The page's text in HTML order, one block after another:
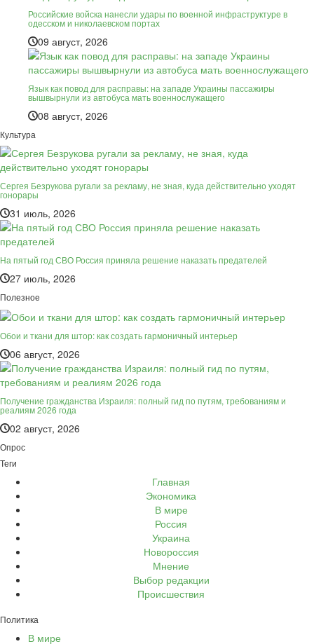
Российские войска нанесли удары по военной инфраструктуре в
одесском и николаевском портах
09 август, 2026
Язык как повод для расправы: на западе Украины пассажиры
вышвырнули из автобуса мать военнослужащего
08 август, 2026
Культура
Сергея Безрукова ругали за рекламу, не зная, куда действительно уходят
гонорары
31 июль, 2026
На пятый год СВО Россия приняла решение наказать предателей
27 июль, 2026
Полезное
Обои и ткани для штор: как создать гармоничный интерьер
06 август, 2026
Получение гражданства Израиля: полный гид по путям, требованиям и
реалиям 2026 года
02 август, 2026
Опрос
Теги
Главная
Экономика
В мире
Россия
Украина
Новороссия
Мнение
Выбор редакции
Происшествия
Политика
В мире